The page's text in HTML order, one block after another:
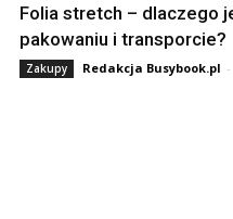
Folia stretch – dlaczego
pakowaniu i transporcie?
Zakupy Redakcja Busybook.pl -